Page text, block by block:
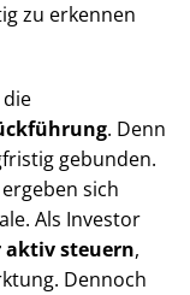
zu erkennen
. Denn
gebunden.
sich
Als Investor
aktiv steuern,
Dennoch